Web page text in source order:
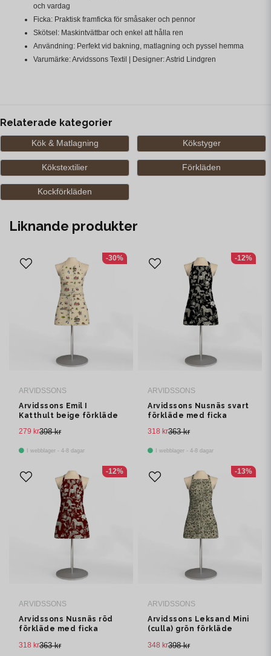
och vardag
Ficka: Praktisk framficka för småsaker och pennor
Skötsel: Maskintvättbar och enkel att hålla ren
Användning: Perfekt vid bakning, matlagning och pyssel hemma
Varumärke: Arvidssons Textil | Designer: Astrid Lindgren
Relaterade kategorier
Kök & Matlagning Kökstyger
Kökstextilier Förkläden
Kockförkläden
Liknande produkter
ARVIDSSONS
Arvidssons Emil I
Katthult beige förkläde
398 kr
279 kr
I webblager - 4-8 dagar
-30%
ARVIDSSONS
Arvidssons Nusnäs svart
förkläde med ficka
363 kr
318 kr
I webblager - 4-8 dagar
-12%
ARVIDSSONS
Arvidssons Nusnäs röd
förkläde med ficka
363 kr
318 kr
-12%
ARVIDSSONS
Arvidssons Leksand Mini
(culla) grön förkläde
398 kr
348 kr
-13%